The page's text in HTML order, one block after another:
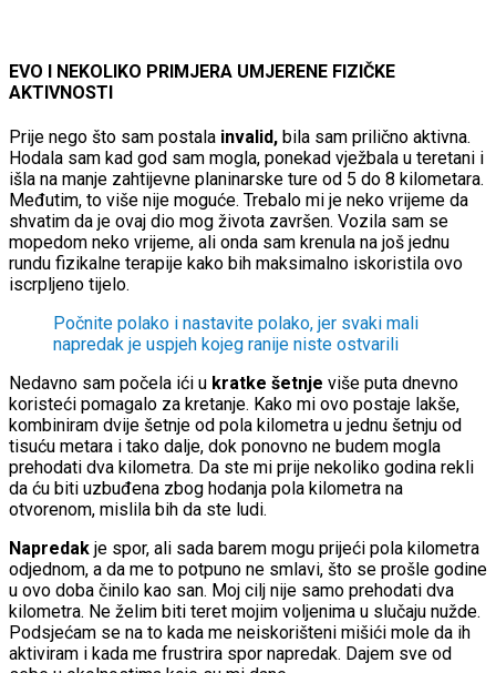
EVO I NEKOLIKO PRIMJERA UMJERENE FIZIČKE
AKTIVNOSTI
Prije nego što sam postala invalid, bila sam prilično aktivna.
Hodala sam kad god sam mogla, ponekad vježbala u teretani i
išla na manje zahtijevne planinarske ture od 5 do 8 kilometara.
Međutim, to više nije moguće. Trebalo mi je neko vrijeme da
shvatim da je ovaj dio mog života završen. Vozila sam se
mopedom neko vrijeme, ali onda sam krenula na još jednu
rundu fizikalne terapije kako bih maksimalno iskoristila ovo
iscrpljeno tijelo.
Počnite polako i nastavite polako, jer svaki mali
napredak je uspjeh kojeg ranije niste ostvarili
Nedavno sam počela ići u kratke šetnje više puta dnevno
koristeći pomagalo za kretanje. Kako mi ovo postaje lakše,
kombiniram dvije šetnje od pola kilometra u jednu šetnju od
tisuću metara i tako dalje, dok ponovno ne budem mogla
prehodati dva kilometra. Da ste mi prije nekoliko godina rekli
da ću biti uzbuđena zbog hodanja pola kilometra na
otvorenom, mislila bih da ste ludi.
Napredak je spor, ali sada barem mogu prijeći pola kilometra
odjednom, a da me to potpuno ne smlavi, što se prošle godine
u ovo doba činilo kao san. Moj cilj nije samo prehodati dva
kilometra. Ne želim biti teret mojim voljenima u slučaju nužde.
Podsjećam se na to kada me neiskorišteni mišići mole da ih
aktiviram i kada me frustrira spor napredak. Dajem sve od